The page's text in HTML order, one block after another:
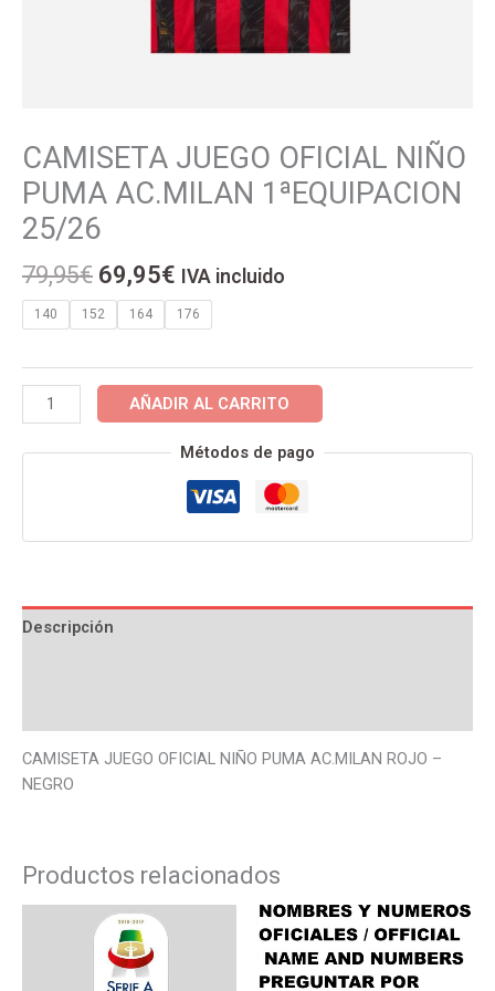
CAMISETA JUEGO OFICIAL NIÑO
PUMA AC.MILAN 1ªEQUIPACION
25/26
79,95€
El
precio
original
era:
69,95€
El
precio
actual
IVA incluido
140 152 164 176
CAMISETA
JUEGO
OFICIAL
NIÑO
AC.MILAN
1ªEQUIPACION
25/26
AÑADIR AL CARRITO
Métodos de pago
Descripción
CAMISETA JUEGO OFICIAL NIÑO PUMA AC.MILAN ROJO –
NEGRO
Productos relacionados
producto
Este
tiene